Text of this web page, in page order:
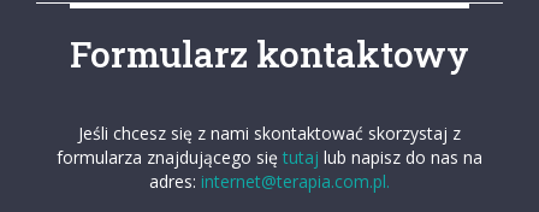
Formularz kontaktowy
Jeśli chcesz się z nami skontaktować skorzystaj z
formularza znajdującego się tutaj lub napisz do nas na
adres: internet@terapia.com.pl.